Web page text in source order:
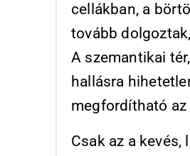
cellákban, a
tovább
A szemantikai
hallásra
megfordítható az
Csak az a